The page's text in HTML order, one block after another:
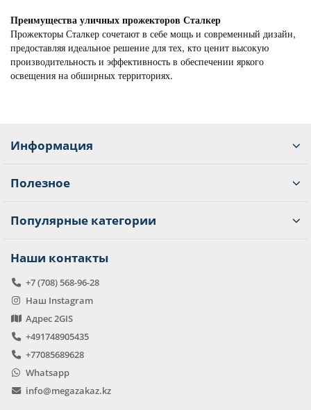
Преимущества уличных прожекторов Сталкер
Прожекторы Сталкер сочетают в себе мощь и современный дизайн,
предоставляя идеальное решение для тех, кто ценит высокую
производительность и эффективность в обеспечении яркого
освещения на обширных территориях.
Информация
Полезное
Популярные категории
Наши контакты
+7 (708) 568-96-28
Наш Instagram
Адрес 2GIS
+491748905435
+77085689628
Whatsapp
info@megazakaz.kz